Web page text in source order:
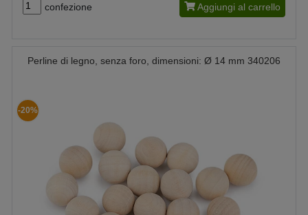
confezione Aggiungi al carrello
Perline di legno, senza foro, dimensioni: Ø 14 mm 340206
-20%